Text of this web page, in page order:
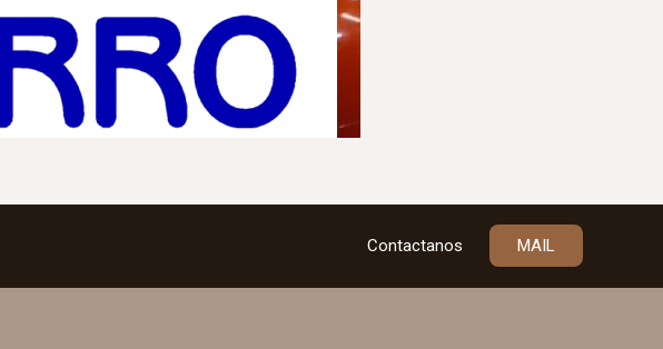
Contactanos MAIL